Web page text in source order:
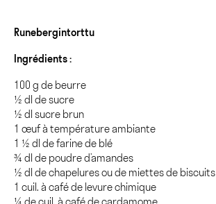
Runebergintorttu
Ingrédients :
100 g de beurre
½ dl de sucre
½ dl sucre brun
1 œuf à température ambiante
1 ½ dl de farine de blé
¾ dl de poudre d’amandes
½ dl de chapelures ou de miettes de biscuits
1 cuil. à café de levure chimique